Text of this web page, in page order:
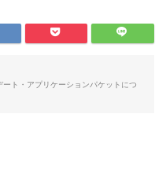
ト・アプリケーションパケットにつ